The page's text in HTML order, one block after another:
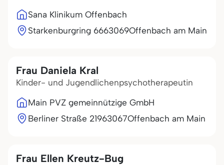
Sana Klinikum Offenbach
Starkenburgring 6663069Offenbach am Main
Frau Daniela Kral
Kinder- und Jugendlichenpsychotherapeutin
Main PVZ gemeinnützige GmbH
Berliner Straße 21963067Offenbach am Main
Frau Ellen Kreutz-Bug